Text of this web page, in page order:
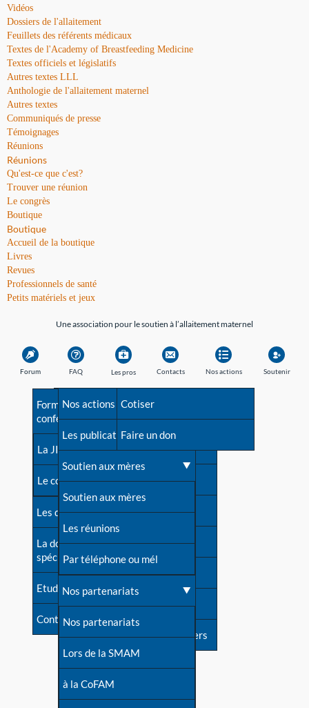
Vidéos
Dossiers de l'allaitement
Feuillets des référents médicaux
Textes de l'Academy of Breastfeeding Medicine
Textes officiels et législatifs
Autres textes LLL
Anthologie de l'allaitement maternel
Autres textes
Communiqués de presse
Témoignages
Réunions
Réunions
Qu'est-ce que c'est?
Trouver une réunion
Le congrès
Boutique
Boutique
Accueil de la boutique
Livres
Revues
Professionnels de santé
Petits matériels et jeux
Une association pour le soutien à l’allaitement maternel
Forum FAQ
Avant la naissance
Les débuts
Une difficulté d'allaitement ?
Cas particuliers
Mythes et vérités
Devenir animatrice ?
Une question sur le site
Les pros
Formations et
conférences
La JIA
Le congrès
Les dossiers de l'allaitement
La documentation
spécialisée
Etudes récentes
Contact
Contacts
Besoin d'aide?
Répertoire de tous les
contacts
Contact presse
Dossier de presse
Soutenir LLL
Livre d'or
Forum
S'inscrire à nos newsletters
Nos actions
Nos actions
Les publications
Soutien aux mères
Soutien aux mères
Les réunions
Par téléphone ou mél
Nos partenariats
Nos partenariats
Lors de la SMAM
à la CoFAM
Soutenir
Cotiser
Faire un don